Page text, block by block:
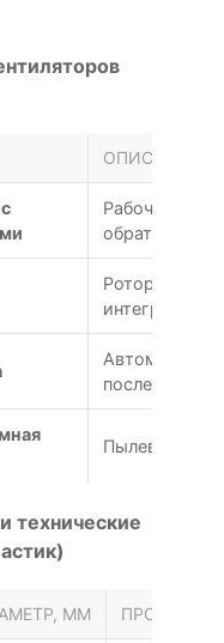
ОПИСАНИЕ
Рабочее
обратной
Ротор
технические
ММ